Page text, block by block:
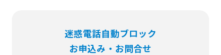
迷惑電話自動ブロック
お申込み・お問合せ